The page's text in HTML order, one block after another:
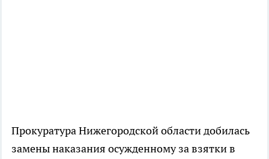
Прокуратура Нижегородской области добилась
замены наказания осужденному за взятки в